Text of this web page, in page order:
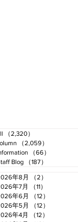
（2,320）
（2,059）
（66）
Blog
（187）
年8月 （2）
年7月
（11）
年6月
（12）
年5月
（12）
年4月
（12）